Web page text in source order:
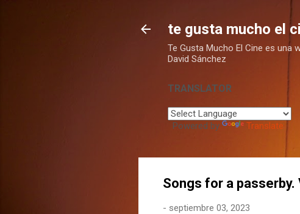
te gusta mucho el
Te Gusta Mucho El Cine es una
David Sánchez
TRANSLATOR
Powered by Translate
Songs for a passerby.
- septiembre 03, 2023